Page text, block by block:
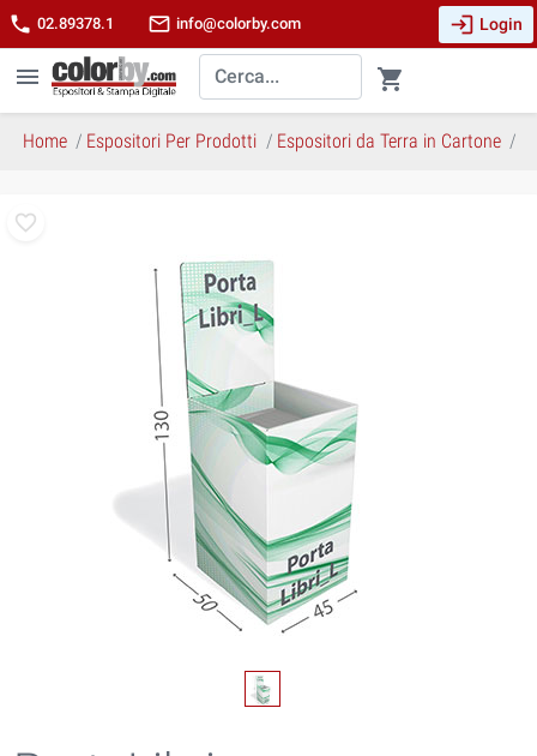
phone 02.89378.1 mail_outline info@colorby.com login Login
menu shopping_cart
Home Espositori Per Prodotti Espositori da Terra in Cartone